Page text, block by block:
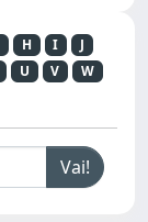
H I
J
U V
W